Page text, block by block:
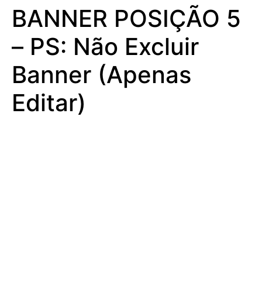
BANNER POSIÇÃO 5
– PS: Não Excluir
Banner (Apenas
Editar)